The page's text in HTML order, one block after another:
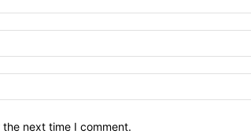
next time I comment.